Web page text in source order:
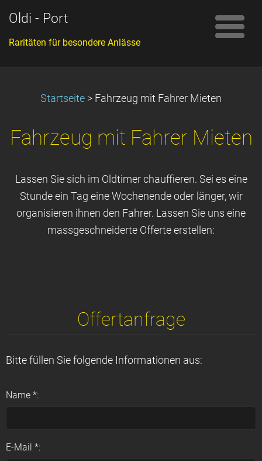
Oldi - Port
Raritäten für besondere Anlässe
Startseite > Fahrzeug mit Fahrer Mieten
Fahrzeug mit Fahrer Mieten
Lassen Sie sich im Oldtimer chauffieren. Sei es eine
Stunde ein Tag eine Wochenende oder länger, wir
organisieren ihnen den Fahrer. Lassen Sie uns eine
massgeschneiderte Offerte erstellen:
Offertanfrage
Bitte füllen Sie folgende Informationen aus:
Name *:
E-Mail *: